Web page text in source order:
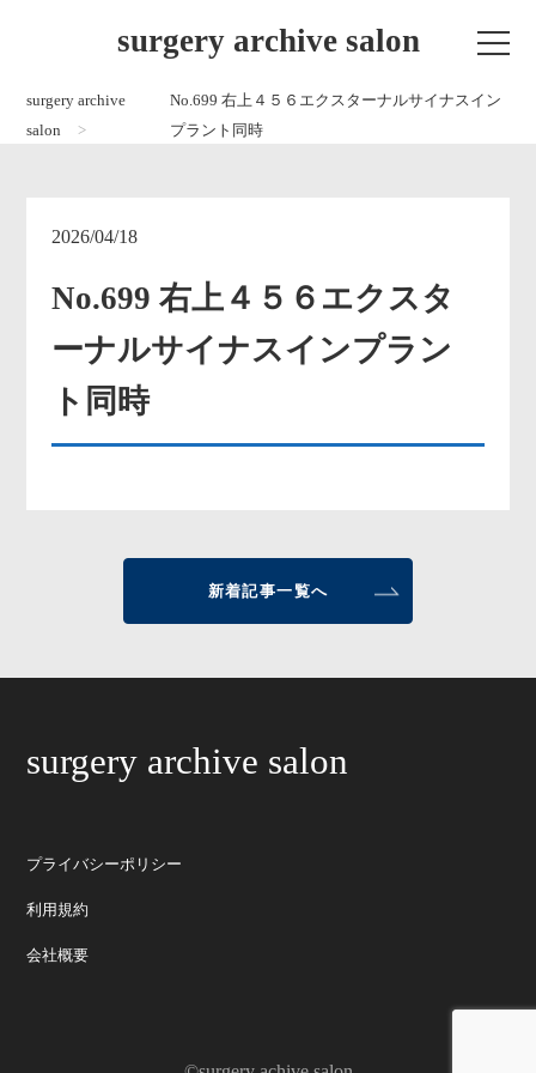
surgery archive salon
surgery archive
salon
No.699 右上４５６エクスターナルサイナスイン
プラント同時
2026/04/18
No.699 右上４５６エクスタ
ーナルサイナスインプラン
ト同時
新着記事一覧へ
surgery archive salon
プライバシーポリシー
利用規約
会社概要